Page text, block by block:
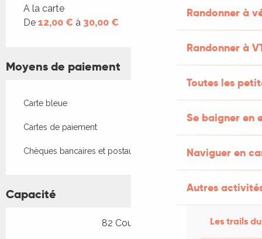
Randonner à
Randonner à
Toutes les
Se baigner en
Naviguer en
Autres
Les trails
Tarifs 2026
A la carte
De 12,00 € à 30,00 €
Moyens de paiement
Carte bleue
Cartes de paiement
Chèques bancaires et postaux
Capacité
82 Couvert(s)